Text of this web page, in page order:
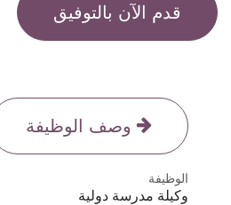
قدم الآن بالتوفيق
وصف الوظيفة
الوظيفة
وكيلة مدرسة دولية